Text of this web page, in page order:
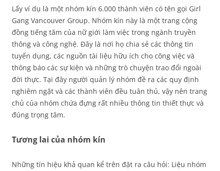
Lấy ví dụ là một nhóm kín 6.000 thành viên có tên gọi Girl
Gang Vancouver Group. Nhóm kín này là một trang cộng
đồng tiếng tăm của nữ giới làm việc trong ngành truyền
thông và công nghệ. Đây là nơi họ chia sẻ các thông tin
tuyển dụng, các nguồn tài liệu hữu ích cho công việc và
thông báo các sự kiện và những trò chuyện trao đổi ngoài
đời thực. Tại đây người quản lý nhóm đề ra các quy định
nghiêm ngặt và các thành viên đều tuân thủ, vậy nên trang
chủ của nhóm chứa đựng rất nhiều thông tin thiết thực và
đúng trọng tâm.
Tương lai của nhóm kín
Những tín hiệu khả quan kể trên đặt ra câu hỏi: Liệu nhóm